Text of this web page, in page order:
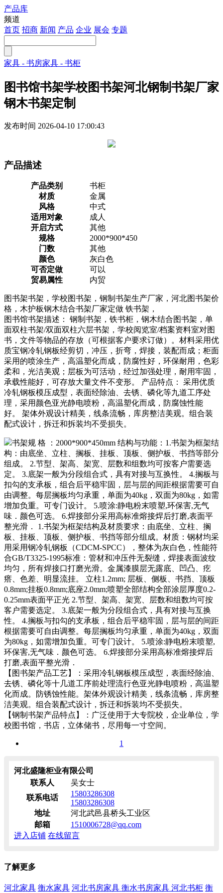
产品库
频道
首页 招商 新闻 产品 企业 展会 专题
家具 - 书房家具 - 书柜
图书馆书架学校图书架河北钢制书架厂家
钢木书架定制
发布时间 2026-04-10 17:00:43
产品描述
产品类别
书柜
材质
金属
风格
中式
适用对象
成人
开启方式
其他
规格
2000*900*450
门数
其他
颜色
灰白色
可否定做
可以
贸易属性
内贸
图书架书架，学校图书架，钢制书架生产厂家，河北图书架价
格，木护板钢木结合书架厂家定做 铁书架，
图书馆书架描述： 钢制书架，铁书柜，钢木结合图书架，单
面双柱书架/双面双柱六层书架，学校阅览室/档案资料室对图
书，文件等物品的存放（可根据客户要求订做）。材料采用优
质宝钢冷轧钢板经剪切，冲压，折弯，焊接，装配而成；柜面
采用的喷涂生产，高温塑化而成，防腐性好，环保耐用，色彩
柔和，光洁美观；层板为可活动，经过加强处理，耐用牢固，
承载性能好，可存放大量文件不变形。 产品特点： 采用优质
冷轧钢板模压成型，表面经除油、去锈、磷化等九道工序处
理，采用颜色亚光静电喷粉，高温塑化而成，防腐蚀性能
好。 架体外观设计精美，线条流畅，库房整洁美观。组合装
配式设计，拆迁和拆装均不受损失。
书架规 格 ：2000*900*450mm 结构与功能：1.书架为框架结
构：由底坐、立柱、搁板、挂板、顶板、侧护板、书挡等部分
组成。 2.节型、架高、架宽、层数和组数均可按客户需要选
定。 3.底架一般为分段组合式，具有对接与互换性。 4.搁板与
扣勾的支承板，组合后平稳牢固，层与层的间距根据需要可自
由调整。每层搁板均匀承重，单面为40kg，双面为80kg，如需
增加负重。可专门设计。 5.喷涂:静电粉末喷塑,环保害,无气
味．颜色可选。 6.焊接部分采用高标准熔接焊后打磨,表面平
整光滑． 1.书架为框架结构及材质要求：由底坐、立柱、搁
板、挂板、顶板、侧护板、书挡等部分组成。材质：钢材均采
用采用钢冷轧钢板（CDCM-SPCC），整体为灰白色，性能符
合GB/T3325-1995标准：管材和冲压件无裂缝，焊接表面波纹
均匀，所有焊接口打磨光滑。金属漆膜层无露底、凹凸、疙
瘩、色差、明显流挂。 立柱1.2mm; 层板、侧板、书挡、顶板
0.8mm;挂板0.8mm;底座2.0mm;喷塑全部结构全部涂层厚度0.2-
0.25mm表面平正光 2.节型、架高、架宽、层数和组数均可按
客户需要选定。 3.底架一般为分段组合式，具有对接与互换
性。 4.搁板与扣勾的支承板，组合后平稳牢固，层与层的间距
根据需要可自由调整。每层搁板均匀承重，单面为40kg，双面
为80kg，如需增加负重。可专门设计。 5.喷涂:静电粉末喷塑,
环保害,无气味．颜色可选。 6.焊接部分采用高标准熔接焊后
打磨,表面平整光滑．
【图书架产品工艺】：采用冷轧钢板模压成型，表面经除油、
去锈、磷化等十几道工序前处理流行色亚光静电喷粉，高温塑
化而成。防锈蚀性能。架体外观设计精美，线条流畅，库房整
洁美观。组合装配式设计，拆迁和拆装均不受损失。
【钢制书架产品特点】：广泛使用于大专院校，企业单位，学
校图书馆，书店，立体储书，尽用每一寸空间。
1
河北盛隆柜业有限公司
联系人
吴女士
联系电话
15803286308
15803286308
地址
河北武邑县桥头工业区
邮箱
1510006728@qq.com
进入店铺 在线留言
了解更多
河北家具 衡水家具 河北书房家具 衡水书房家具 河北书柜 衡